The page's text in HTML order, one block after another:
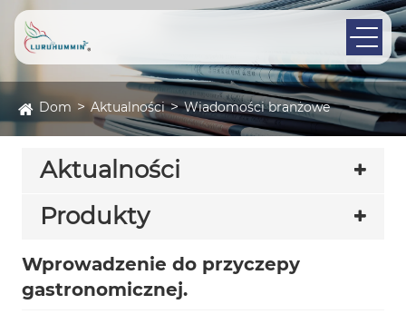
Dom Aktualności Wiadomości branżowe
Aktualności
Produkty
Wprowadzenie do przyczepy
gastronomicznej.